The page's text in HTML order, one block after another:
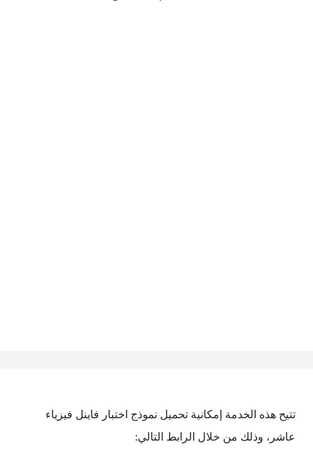
تتيح هذه الخدمة إمكانية تحميل نموذج اختبار فاينل فيزياء
عاشر، وذلك من خلال الرابط التالي: